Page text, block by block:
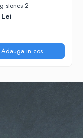
stones 2
Adauga in cos